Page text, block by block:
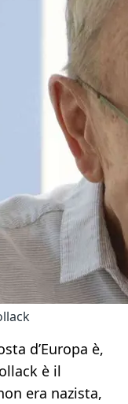
d’Europa è,
è il
era nazista,